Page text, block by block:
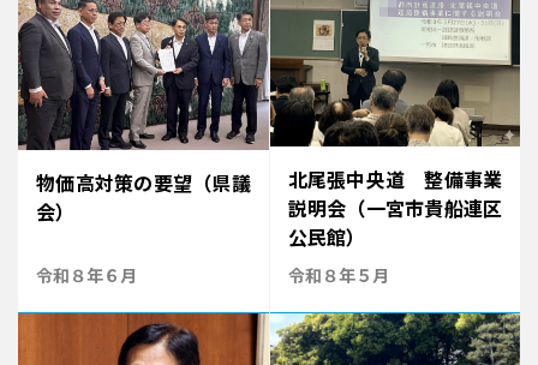
物価高対策の要望（県議
会）
令和８年６月
北尾張中央道 整備事業
説明会（一宮市貴船連区
公民館）
令和８年５月